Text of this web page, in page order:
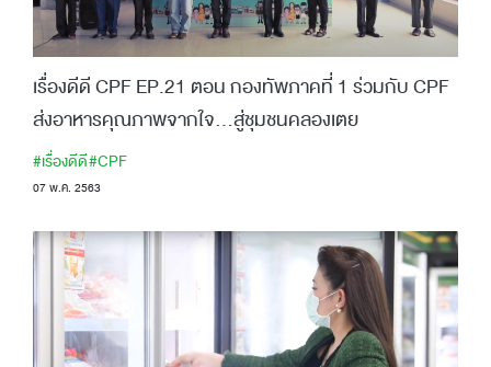
เรื่องดีดี CPF EP.21 ตอน กองทัพภาคที่ 1 ร่วมกับ CPF
ส่งอาหารคุณภาพจากใจ...สู่ชุมชนคลองเตย
#เรื่องดีดี#CPF
07 พ.ค. 2563